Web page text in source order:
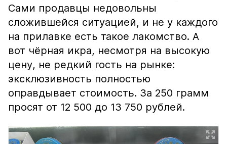
Сами продавцы недовольны
сложившейся ситуацией, и не у каждого
на прилавке есть такое лакомство. А
вот чёрная икра, несмотря на высокую
цену, не редкий гость на рынке:
эксклюзивность полностью
оправдывает стоимость. За 250 грамм
просят от 12 500 до 13 750 рублей.